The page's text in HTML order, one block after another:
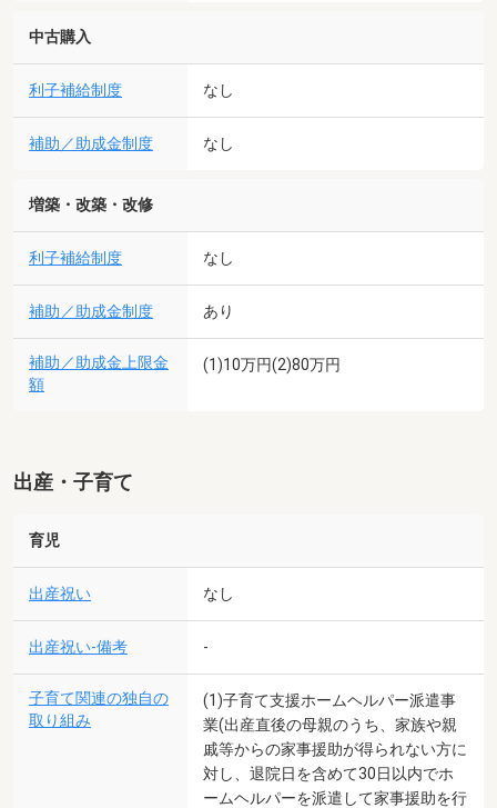
中古購入
利子補給制度 なし
補助／助成金制度 なし
増築・改築・改修
利子補給制度 なし
補助／助成金制度 あり
補助／助成金上限金
額
(1)10万円(2)80万円
出産・子育て
育児
出産祝い なし
出産祝い-備考 -
子育て関連の独自の
取り組み
(1)子育て支援ホームヘルパー派遣事
業(出産直後の母親のうち、家族や親
戚等からの家事援助が得られない方に
対し、退院日を含めて30日以内でホ
ームヘルパーを派遣して家事援助を行